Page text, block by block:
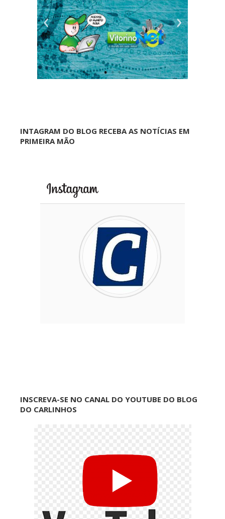
INTAGRAM DO BLOG RECEBA AS NOTÍCIAS EM
PRIMEIRA MÃO
INSCREVA-SE NO CANAL DO YOUTUBE DO BLOG
DO CARLINHOS